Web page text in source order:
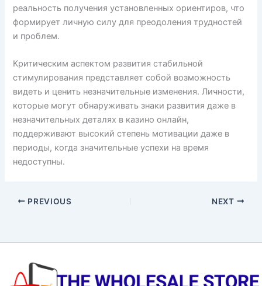
реальность получения установленных ориентиров, что
формирует личную силу для преодоления трудностей
и проблем.
Критическим аспектом развития стабильной
стимулирования представляет собой возможность
видеть и ценить незначительные изменения. Личности,
которые могут обнаруживать знаки развития даже в
незначительных деталях в казино онлайн,
поддерживают высокий степень мотивации даже в
периоды, когда значительные успехи на время
недоступны.
PREVIOUS NEXT